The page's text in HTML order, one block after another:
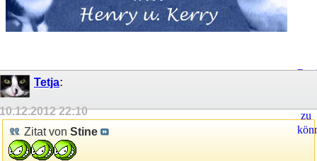
zu
Tetja:
10.12.201222:10
Zitat von Stine